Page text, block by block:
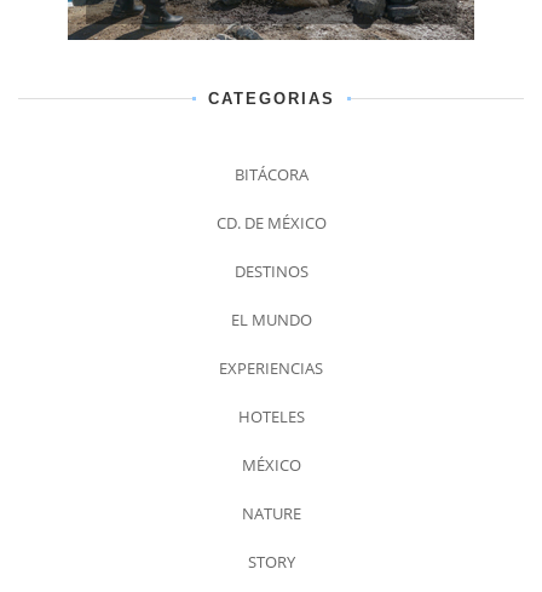
CATEGORIAS
BITÁCORA
CD. DE MÉXICO
DESTINOS
EL MUNDO
EXPERIENCIAS
HOTELES
MÉXICO
NATURE
STORY